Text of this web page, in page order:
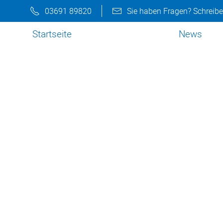
03691 89820 Sie haben Fragen?
Startseite News